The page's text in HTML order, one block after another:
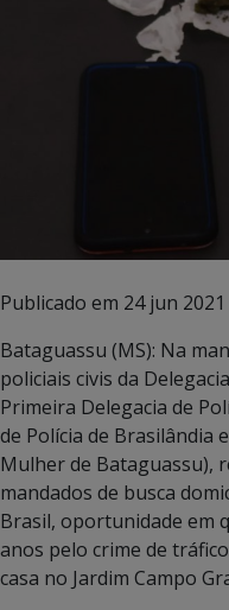
Publicado em 24 jun 2021
Bataguassu (MS): Na
policiais civis da
Primeira Delegacia de
de Polícia de Brasilândia
Mulher de Bataguassu),
mandados de busca
Brasil, oportunidade em
anos pelo crime de
casa no Jardim Campo